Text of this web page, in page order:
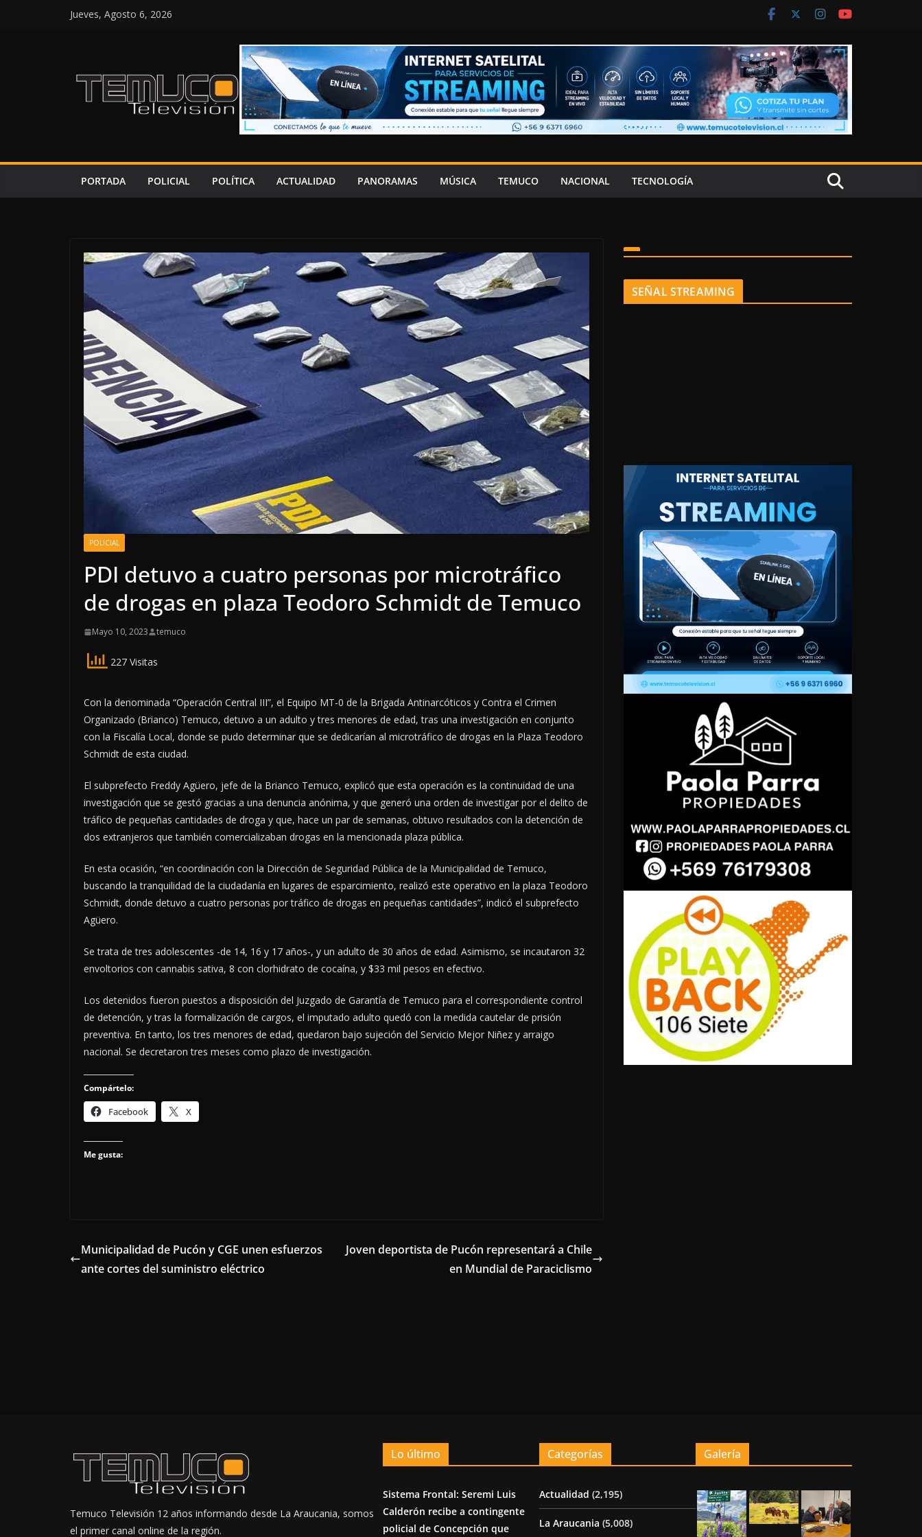
Jueves, Agosto 6, 2026
PORTADA POLICIAL POLÍTICA ACTUALIDAD PANORAMAS MÚSICA TEMUCO NACIONAL TECNOLOGÍA
POLICIAL
PDI detuvo a cuatro personas por microtráfico
de drogas en plaza Teodoro Schmidt de Temuco
Mayo 10, 2023 temuco
227 Visitas
Con la denominada “Operación Central III”, el Equipo MT-0 de la Brigada Antinarcóticos y Contra el Crimen
Organizado (Brianco) Temuco, detuvo a un adulto y tres menores de edad, tras una investigación en conjunto
con la Fiscalía Local, donde se pudo determinar que se dedicarían al microtráfico de drogas en la Plaza Teodoro
Schmidt de esta ciudad.
El subprefecto Freddy Agüero, jefe de la Brianco Temuco, explicó que esta operación es la continuidad de una
investigación que se gestó gracias a una denuncia anónima, y que generó una orden de investigar por el delito de
tráfico de pequeñas cantidades de droga y que, hace un par de semanas, obtuvo resultados con la detención de
dos extranjeros que también comercializaban drogas en la mencionada plaza pública.
En esta ocasión, “en coordinación con la Dirección de Seguridad Pública de la Municipalidad de Temuco,
buscando la tranquilidad de la ciudadanía en lugares de esparcimiento, realizó este operativo en la plaza Teodoro
Schmidt, donde detuvo a cuatro personas por tráfico de drogas en pequeñas cantidades”, indicó el subprefecto
Agüero.
Se trata de tres adolescentes -de 14, 16 y 17 años-, y un adulto de 30 años de edad. Asimismo, se incautaron 32
envoltorios con cannabis sativa, 8 con clorhidrato de cocaína, y $33 mil pesos en efectivo.
Los detenidos fueron puestos a disposición del Juzgado de Garantía de Temuco para el correspondiente control
de detención, y tras la formalización de cargos, el imputado adulto quedó con la medida cautelar de prisión
preventiva. En tanto, los tres menores de edad, quedaron bajo sujeción del Servicio Mejor Niñez y arraigo
nacional. Se decretaron tres meses como plazo de investigación.
Compártelo:
Facebook X
Me gusta:
Municipalidad de Pucón y CGE unen esfuerzos
ante cortes del suministro eléctrico
Joven deportista de Pucón representará a Chile
en Mundial de Paraciclismo
SEÑAL STREAMING
Temuco Televisión 12 años informando desde La Araucania, somos
el primer canal online de la región.
Lo último
Sistema Frontal: Seremi Luis
Calderón recibe a contingente
policial de Concepción que
Categorías
Actualidad (2,195)
La Araucania (5,008)
Galería